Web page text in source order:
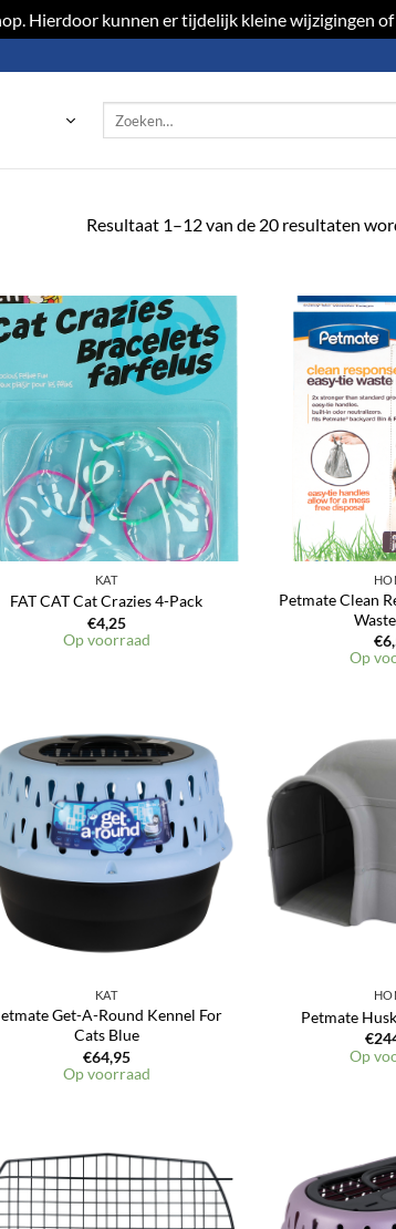
Hierdoor kunnen er tijdelijk kleine wijzigingen
Resultaat 1–12 van de 20 resultaten
Toevoegen
aan
verlanglijst
KAT
FAT CAT Cat Crazies 4-Pack
€4,25
Op voorraad
Petmate Clean
€
Op
Toevoegen
aan
verlanglijst
KAT
Get-A-Round Kennel For
Cats Blue
€64,95
Op voorraad
Petmate
€
Op
Toevoegen
aan
verlanglijst